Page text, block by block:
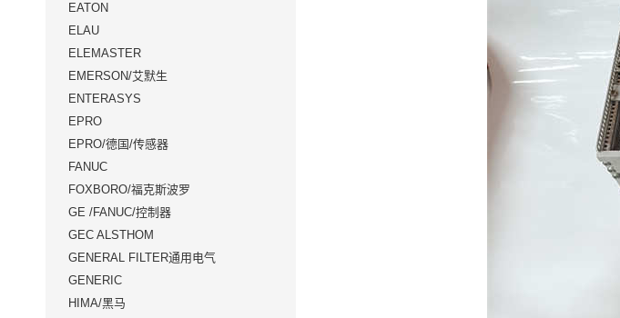
EATON
ELAU
ELEMASTER
EMERSON/艾默生
ENTERASYS
EPRO
EPRO/德国/传感器
FANUC
FOXBORO/福克斯波罗
GE /FANUC/控制器
GEC ALSTHOM
GENERAL FILTER通用电气
GENERIC
HIMA/黑马